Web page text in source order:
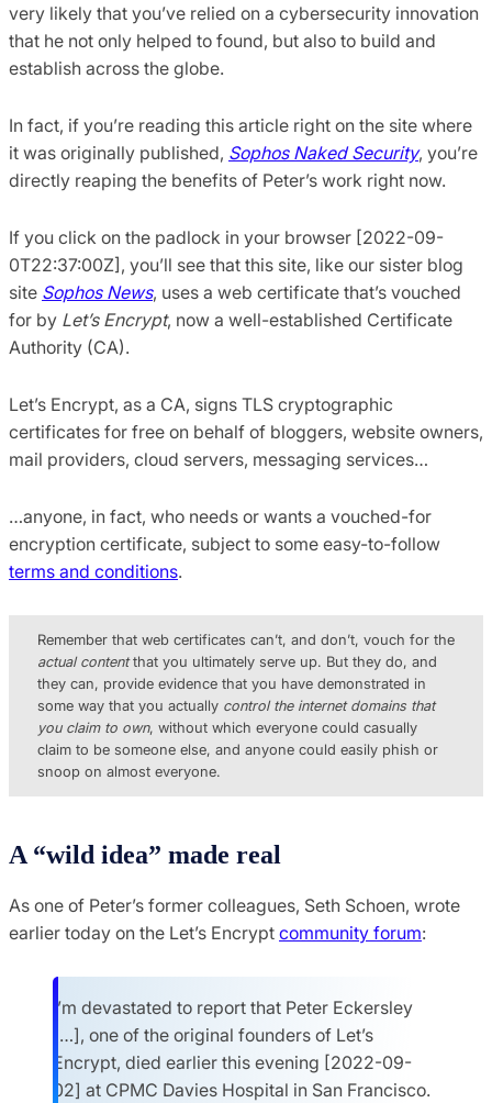
very likely that you’ve relied on a cybersecurity innovation
that he not only helped to found, but also to build and
establish across the globe.
In fact, if you’re reading this article right on the site where
it was originally published, Sophos Naked Security, you’re
directly reaping the benefits of Peter’s work right now.
If you click on the padlock in your browser [2022-09-
0T22:37:00Z], you’ll see that this site, like our sister blog
site Sophos News, uses a web certificate that’s vouched
for by Let’s Encrypt, now a well-established Certificate
Authority (CA).
Let’s Encrypt, as a CA, signs TLS cryptographic
certificates for free on behalf of bloggers, website owners,
mail providers, cloud servers, messaging services…
…anyone, in fact, who needs or wants a vouched-for
encryption certificate, subject to some easy-to-follow
terms and conditions.
Remember that web certificates can’t, and don’t, vouch for the
actual contentthat you ultimately serve up. But they do, and
they can, provide evidence that you have demonstrated in
some way that you actually control the internet domains that
you claim to own, without which everyone could casually
claim to be someone else, and anyone could easily phish or
snoop on almost everyone.
A “wild idea” made real
As one of Peter’s former colleagues, Seth Schoen, wrote
earlier today on the Let’s Encrypt community forum:
I’m devastated to report that Peter Eckersley
[…], one of the original founders of Let’s
Encrypt, died earlier this evening [2022-09-
02] at CPMC Davies Hospital in San Francisco.